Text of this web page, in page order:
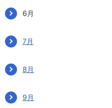
6月
7月
8月
9月